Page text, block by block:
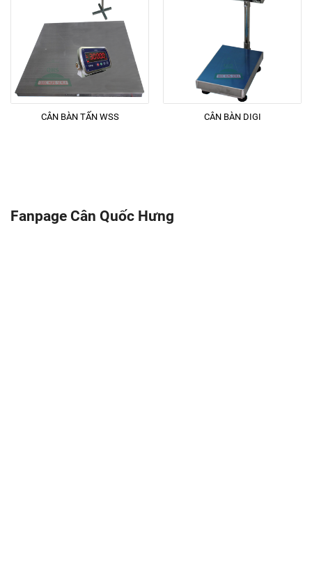
CÂN BÀN TẤN WSS CÂN BÀN DIGI
Fanpage Cân Quốc Hưng